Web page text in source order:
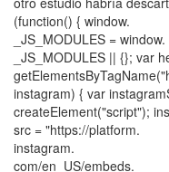
(function() { window.
_JS_MODULES = window.
_JS_MODULES || {}; var
instagram) { var
createElement("script");
src = "https://platform.
instagram.
com/en_US/embeds.